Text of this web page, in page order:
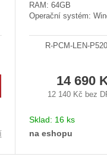
RAM: 64GB
Operační systém:
R-PCM-LEN-
14 690
12 140 Kč bez
Sklad: 16 ks
na eshopu